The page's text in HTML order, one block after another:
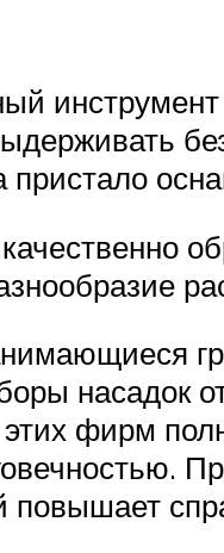
инструмент
пристало
насадок
фирм